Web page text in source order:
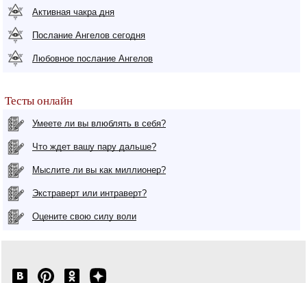
Активная чакра дня
Послание Ангелов сегодня
Любовное послание Ангелов
Тесты онлайн
Умеете ли вы влюблять в себя?
Что ждет вашу пару дальше?
Мыслите ли вы как миллионер?
Экстраверт или интраверт?
Оцените свою силу воли